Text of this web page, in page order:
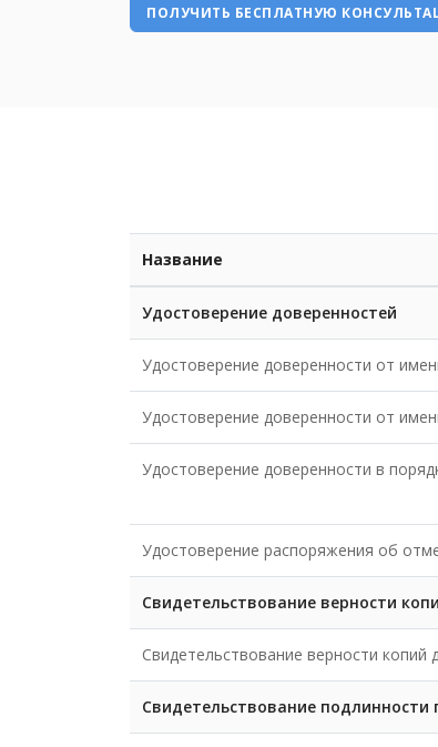
ПОЛУЧИТЬ БЕСПЛАТНУЮ
Название
Удостоверение доверенностей
Удостоверение доверенности от
Удостоверение доверенности от
Удостоверение доверенности в
Удостоверение распоряжения об
Свидетельствование верности
Свидетельствование верности копий
Свидетельствование подлинности